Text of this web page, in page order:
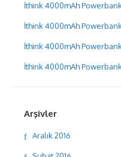
İthink 4000mAh
İthink 4000mAh
İthink 4000mAh
İthink 4000mAh
Arşivler
Aralık 2016